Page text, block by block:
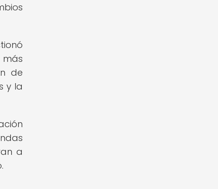
de
y la
a